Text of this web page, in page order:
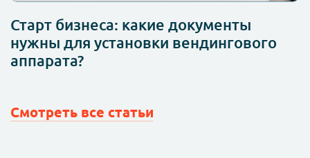
Старт бизнеса: какие документы
нужны для установки вендингового
аппарата?
Смотреть все статьи